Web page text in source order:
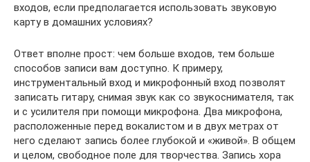
входов, если предполагается использовать звуковую
карту в домашних условиях?
Ответ вполне прост: чем больше входов, тем больше
способов записи вам доступно. К примеру,
инструментальный вход и микрофонный вход позволят
записать гитару, снимая звук как со звукоснимателя, так
и с усилителя при помощи микрофона. Два микрофона,
расположенные перед вокалистом и в двух метрах от
него сделают запись более глубокой и «живой». В общем
и целом, свободное поле для творчества. Запись хора